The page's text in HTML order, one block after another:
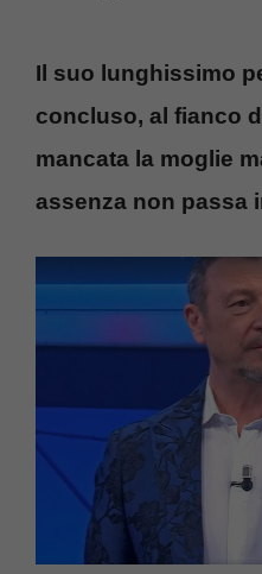
Il suo lunghissimo
concluso, al fianco
mancata la moglie
assenza non passa